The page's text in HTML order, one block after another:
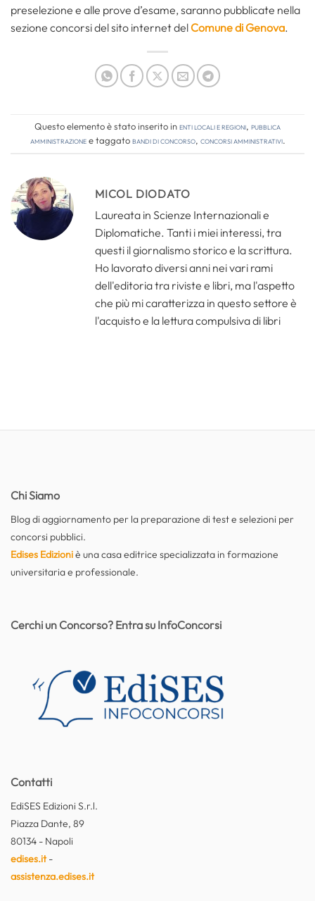
preselezione e alle prove d’esame, saranno pubblicate nella
sezione concorsi del sito internet delComune di Genova.
Questo elemento è stato inserito inEnti locali e regioni, Pubblica
amministrazionee taggatobandi di concorso, concorsi amministrativi.
MICOL DIODATO
Laureata in Scienze Internazionali e
Diplomatiche. Tanti i miei interessi, tra
questi il giornalismo storico e la scrittura.
Ho lavorato diversi anni nei vari rami
dell'editoria tra riviste e libri, ma l'aspetto
che più mi caratterizza in questo settore è
l'acquisto e la lettura compulsiva di libri
Chi Siamo
Blog di aggiornamento per la preparazione di test e selezioni per
concorsi pubblici.
Edises Edizioniè una casa editrice specializzata in formazione
universitaria e professionale.
Contatti
EdiSES Edizioni S.r.l.
Piazza Dante, 89
80134 - Napoli
edises.it-
assistenza.edises.it
Cerchi un Concorso? Entra su InfoConcorsi